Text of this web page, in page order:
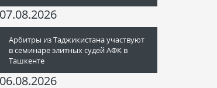
07.08.2026
Арбитры из Таджикистана участвуют
в семинаре элитных судей АФК в
Ташкенте
06.08.2026